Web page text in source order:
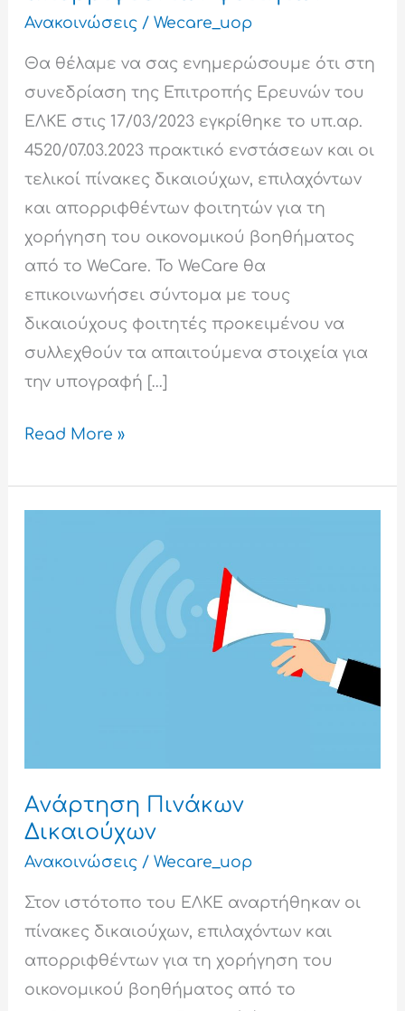
Ανακοινώσεις/ Wecare_uop
Θα θέλαμε να σας ενημερώσουμε ότι στη
συνεδρίαση της Επιτροπής Ερευνών του
ΕΛΚΕ στις 17/03/2023 εγκρίθηκε το υπ.αρ.
4520/07.03.2023 πρακτικό ενστάσεων και οι
τελικοί πίνακες δικαιούχων, επιλαχόντων
και απορριφθέντων φοιτητών για τη
χορήγηση του οικονομικού βοηθήματος
από το WeCare. Το WeCare θα
επικοινωνήσει σύντομα με τους
δικαιούχους φοιτητές προκειμένου να
συλλεχθούν τα απαιτούμενα στοιχεία για
την υπογραφή […]
Read More »
Aνάρτηση Πινάκων
Δικαιούχων
Ανακοινώσεις/ Wecare_uop
Στον ιστότοπο του ΕΛΚΕ αναρτήθηκαν οι
πίνακες δικαιούχων, επιλαχόντων και
απορριφθέντων για τη χορήγηση του
οικονομικού βοηθήματος από το